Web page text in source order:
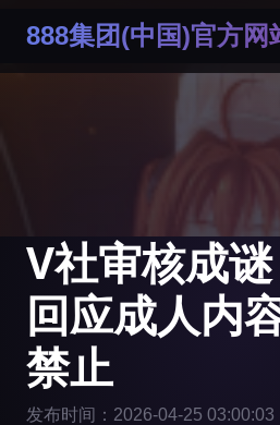
888集团(中国)官方网
V社审核成
回应成人内
禁止
发布时间：2026-04-25 03:00:03